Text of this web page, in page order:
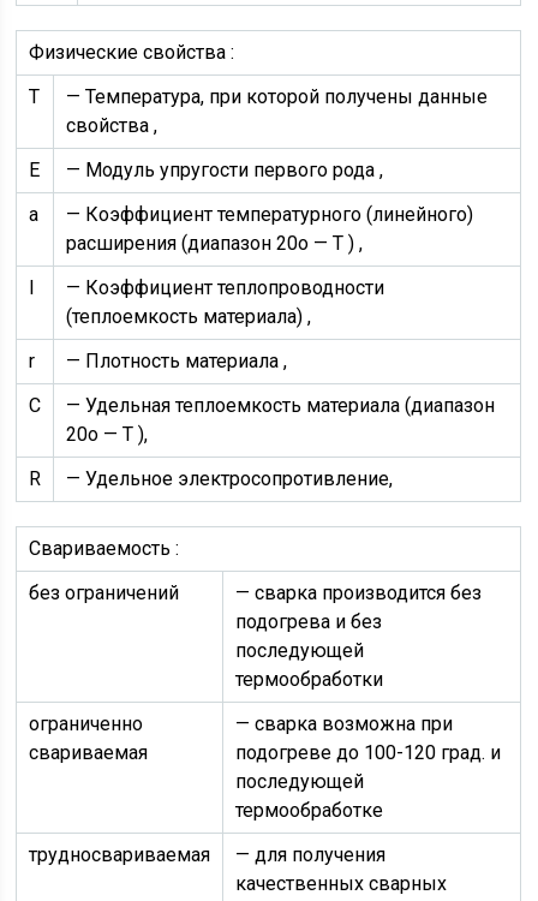
Физические свойства :
T
— Температура, при которой получены данные
свойства ,
E
— Модуль упругости первого рода ,
a
— Коэффициент температурного (линейного)
расширения (диапазон 20o — T ) ,
l
— Коэффициент теплопроводности
(теплоемкость материала) ,
r
— Плотность материала ,
C
— Удельная теплоемкость материала (диапазон
20o — T ),
R
— Удельное электросопротивление,
Свариваемость :
без ограничений
— сварка производится без
подогрева и без
последующей
термообработки
ограниченно
свариваемая
— сварка возможна при
подогреве до 100-120 град. и
последующей
термообработке
трудносвариваемая
— для получения
качественных сварных